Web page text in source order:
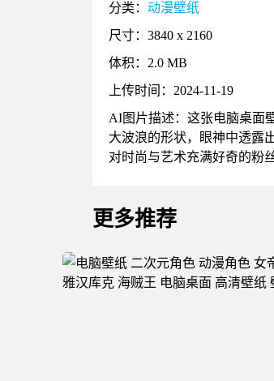
分类：动漫壁纸
尺寸：3840 x 2160
体积：2.0 MB
上传时间：2024-11-19
AI图片描述：这张电脑桌面
大波浪的形状，眼神中透露
对时尚与艺术充满好奇的粉
更多推荐